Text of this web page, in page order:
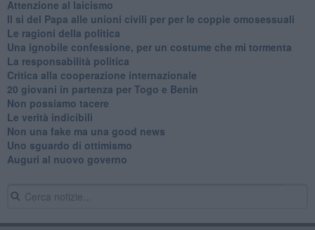
Attenzione al laicismo
Il si del Papa alle unioni civili per per le coppie omosessuali
Le ragioni della politica
​Una ignobile confessione, per un costume che mi tormenta
La responsabilità politica
Critica alla cooperazione internazionale
20 giovani in partenza per Togo e Benin
​Non possiamo tacere
​Le verità indicibili
Non una fake ma una good news
Uno sguardo di ottimismo
Auguri al nuovo governo